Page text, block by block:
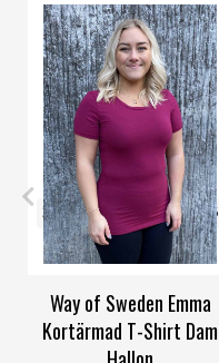
32/34 36/38 40/42 44/46
48/50
Way of Sweden Emma
Kortärmad T-Shirt Dam